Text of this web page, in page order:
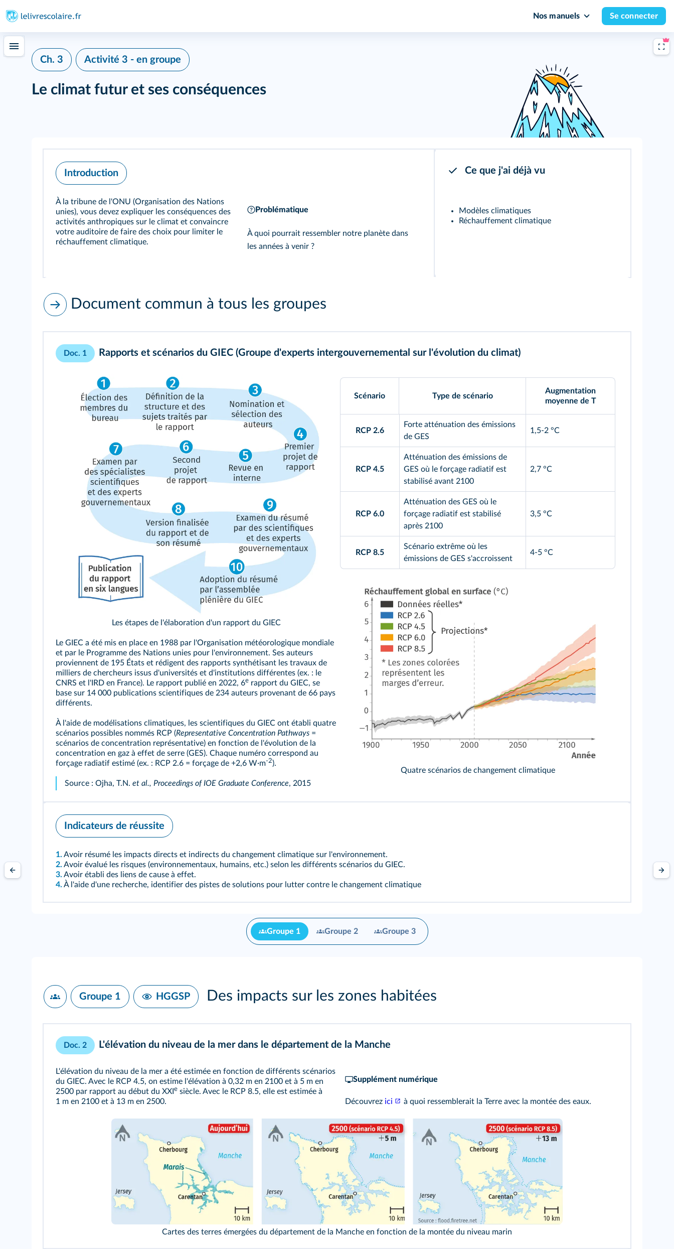
Nos manuels Se connecter
Ch. 3 Activité 3 - en groupe
Le climat futur et ses conséquences
Introduction
À la tribune de l'ONU (Organisation des Nations
unies), vous devez expliquer les conséquences des
activités anthropiques sur le climat et convaincre
votre auditoire de faire des choix pour limiter le
réchauffement climatique.
Problématique
À quoi pourrait ressembler notre planète dans
les années à venir ?
Ce que j'ai déjà vu
Modèles climatiques
Réchauffement climatique
Document commun à tous les groupes
Doc. 1 Rapports et scénarios du GIEC (Groupe d'experts intergouvernemental sur l'évolution du climat)
Les étapes de l'élaboration d'un rapport du GIEC
Le GIEC a été mis en place en 1988 par l'Organisation météorologique mondiale
et par le Programme des Nations unies pour l'environnement. Ses auteurs
proviennent de 195 États et rédigent des rapports synthétisant les travaux de
milliers de chercheurs issus d'universités et d'institutions différentes (ex. : le
CNRS et l'IRD en France). Le rapport publié en 2022, 6e rapport du GIEC, se
base sur 14 000 publications scientifiques de 234 auteurs provenant de 66 pays
différents.
À l'aide de modélisations climatiques, les scientifiques du GIEC ont établi quatre
scénarios possibles nommés RCP (Representative Concentration Pathways =
scénarios de concentration représentative) en fonction de l'évolution de la
concentration en gaz à effet de serre (GES). Chaque numéro correspond au
forçage radiatif estimé (ex. : RCP 2.6 = forçage de +2,6 W·m-2).
Source : Ojha, T.N. et al., Proceedings of IOE Graduate Conference, 2015
Scénario Type de scénario
Augmentation
moyenne de T
RCP 2.6
Forte atténuation des émissions
de GES
1,5-2 °C
RCP 4.5
Atténuation des émissions de
GES où le forçage radiatif est
stabilisé avant 2100
2,7 °C
RCP 6.0
Atténuation des GES où le
forçage radiatif est stabilisé
après 2100
3,5 °C
RCP 8.5
Scénario extrême où les
émissions de GES s'accroissent
4-5 °C
Quatre scénarios de changement climatique
Indicateurs de réussite
1. Avoir résumé les impacts directs et indirects du changement climatique sur l'environnement.
2. Avoir évalué les risques (environnementaux, humains, etc.) selon les différents scénarios du GIEC.
3. Avoir établi des liens de cause à effet.
4. À l'aide d'une recherche, identifier des pistes de solutions pour lutter contre le changement climatique
Groupe 1 Groupe 2 Groupe 3
Groupe 1 HGGSP Des impacts sur les zones habitées
Doc. 2 L'élévation du niveau de la mer dans le département de la Manche
L'élévation du niveau de la mer a été estimée en fonction de différents scénarios
du GIEC. Avec le RCP 4.5, on estime l'élévation à 0,32 m en 2100 et à 5 m en
2500 par rapport au début du XXI e siècle. Avec le RCP 8.5, elle est estimée à
1 m en 2100 et à 13 m en 2500.
Supplément numérique
Découvrez ici à quoi ressemblerait la Terre avec la montée des eaux.
Cartes des terres émergées du département de la Manche en fonction de la montée du niveau marin